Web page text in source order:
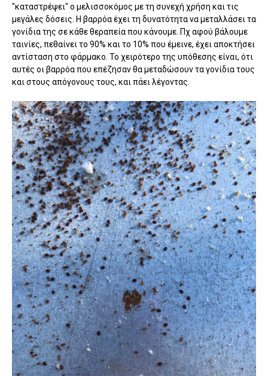
"καταστρέψει" ο μελισσοκόμος με τη συνεχή χρήση και τις
μεγάλες δόσεις. Η βαρρόα έχει τη δυνατότητα να μεταλλάσει τα
γονίδια της σε κάθε θεραπεία που κάνουμε. Πχ αφού βάλουμε
ταινίες, πεθαίνει το 90% και το 10% που έμεινε, έχει αποκτήσει
αντίσταση στο φάρμακο. Το χειρότερο της υπόθεσης είναι, ότι
αυτές οι βαρρόα που επέζησαν θα μεταδώσουν τα γονίδια τους
και στους απόγονους τους, και πάει λέγοντας.